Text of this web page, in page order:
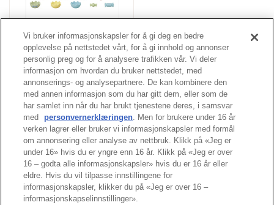
Easter Celebration Set
Fler
Tuppen av siden
Vi bruker informasjonskapsler for å gi deg en bedre
opplevelse på nettstedet vårt, for å gi innhold og annonser
personlig preg og for å analysere trafikken vår. Vi deler
informasjon om hvordan du bruker nettstedet, med
annonserings- og analysepartnere. De kan kombinere den
med annen informasjon som du har gitt dem, eller som de
har samlet inn når du har brukt tjenestene deres, i samsvar
med
personvernerklæringen. Men for brukere under 16 år
verken lagrer eller bruker vi informasjonskapsler med formål
om annonsering eller analyse av nettbruk. Klikk på «Jeg er
under 16» hvis du er yngre enn 16 år. Klikk på «Jeg er over
16 – godta alle informasjonskapsler» hvis du er 16 år eller
eldre. Hvis du vil tilpasse innstillingene for
informasjonskapsler, klikker du på «Jeg er over 16 –
informasjonskapselinnstillinger».